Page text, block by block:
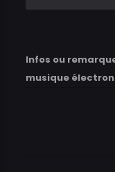
Infos ou
musique